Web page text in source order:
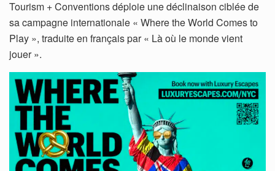
Tourism + Conventions déploie une déclinaison ciblée de
sa campagne internationale « Where the World Comes to
Play », traduite en français par « Là où le monde vient
jouer ».